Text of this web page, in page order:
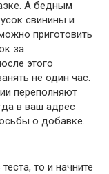
А бедным
свинины и
приготовить
за
этого
не один час.
переполняют
в ваш адрес
о добавке.
то и начните